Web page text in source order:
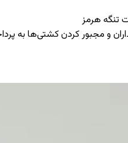
تنگه هرمز
و مجبور کردن کشتی‌ها